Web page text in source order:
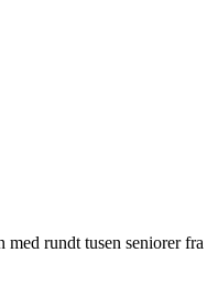
rundt tusen seniorer